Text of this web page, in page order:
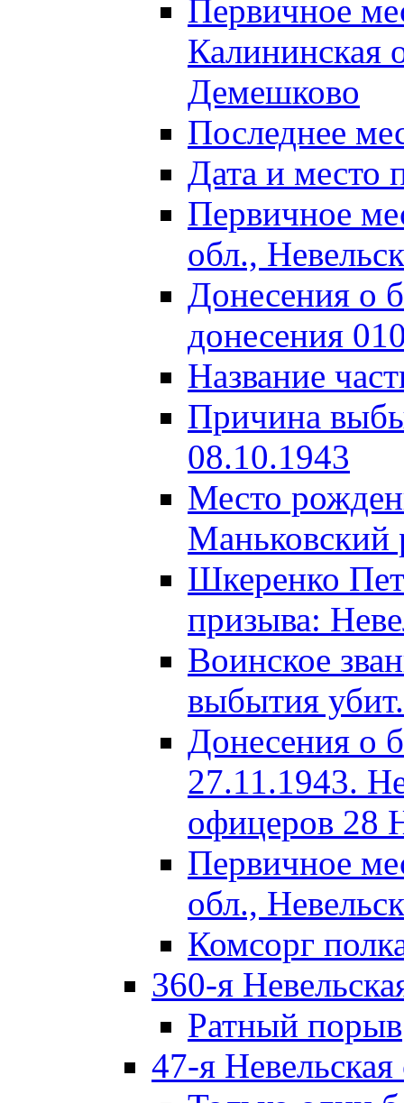
Первичное
Калининская
Демешково
Последнее
Дата и место
Первичное
обл.,
Донесения о
донесения
Название
Причина
08.10.1943
Место
Маньковский
Шкеренко
призыва:
Воинское
выбытия убит.
Донесения о
27.11.1943.
офицеров 28
Первичное
обл.,
Комсорг
360-я
Ратный порыв
47-я Невельская